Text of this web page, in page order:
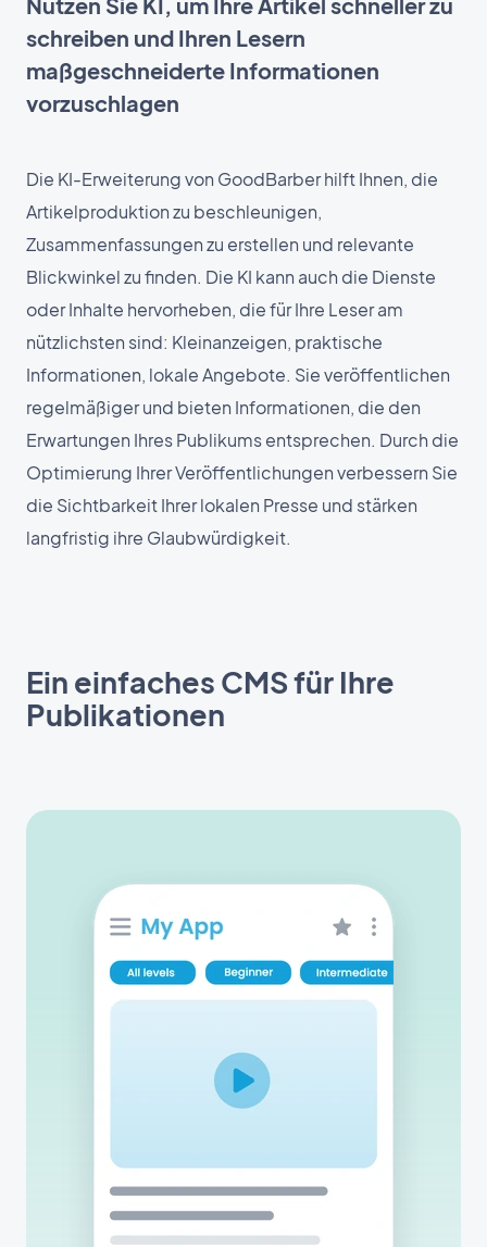
schreiben und Ihren Lesern
maßgeschneiderte Informationen
vorzuschlagen
Die KI-Erweiterung von GoodBarber hilft Ihnen, die
Artikelproduktion zu beschleunigen,
Zusammenfassungen zu erstellen und relevante
Blickwinkel zu finden. Die KI kann auch die Dienste
oder Inhalte hervorheben, die für Ihre Leser am
nützlichsten sind: Kleinanzeigen, praktische
Informationen, lokale Angebote. Sie veröffentlichen
regelmäßiger und bieten Informationen, die den
Erwartungen Ihres Publikums entsprechen. Durch die
Optimierung Ihrer Veröffentlichungen verbessern Sie
die Sichtbarkeit Ihrer lokalen Presse und stärken
langfristig ihre Glaubwürdigkeit.
Ein einfaches CMS für Ihre
Publikationen